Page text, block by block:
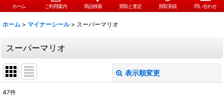
ホーム ご利用案内 商品検索 買取と査定 買取実績 問い合わせ
ホーム > マイナーシール > スーパーマリオ
スーパーマリオ
表示順変更
47件